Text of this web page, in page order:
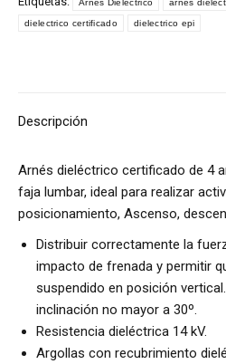
dielectrico certificado dielectrico epi
Descripción
Arnés dieléctrico certificado de 4
faja lumbar, ideal para realizar
posicionamiento, Ascenso,
Distribuir correctamente la
impacto de frenada y permitir
suspendido en posición
inclinación no mayor a 30º.
Resistencia dieléctrica 14 kV.
Argollas con recubrimiento